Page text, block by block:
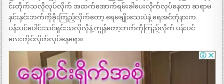
င်းတိုက်သလိုလုပ်လိုက် အထက်အောက်ရမ်းခါပေးလိုက်လုပ်နေတာ ဆရာမ
နှင်းနှင်းဘက်ကိုခိုးကြည့်လိုက်တော့ ရေမချိုးသေးပဲနဲ့ ရေအင်တုံနားက
ပန်းပင်ပေါင်းသင်ရှင်းသလိုလိုနဲ့ ကျွန်တော့ဘက်ကိုကြည့်လိုက် ပန်းပင်
လေးကိုင်လိုက်လုပ်နေရော။